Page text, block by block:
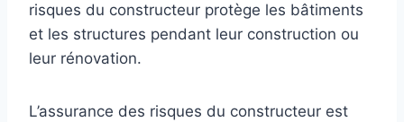
risques du constructeur protège les bâtiments
et les structures pendant leur construction ou
leur rénovation.
L’assurance des risques du constructeur est